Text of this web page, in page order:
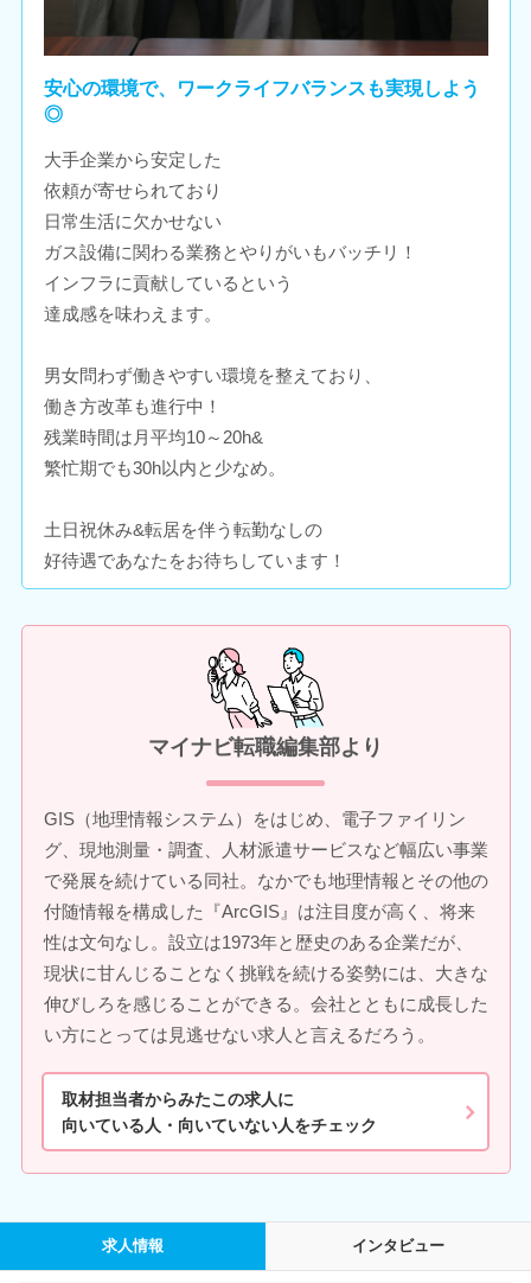
安心の環境で、ワークライフバランスも実現しよう
◎
大手企業から安定した
依頼が寄せられており
日常生活に欠かせない
ガス設備に関わる業務とやりがいもバッチリ！
インフラに貢献しているという
達成感を味わえます。
男女問わず働きやすい環境を整えており、
働き方改革も進行中！
残業時間は月平均10～20h&
繁忙期でも30h以内と少なめ。
土日祝休み&転居を伴う転勤なしの
好待遇であなたをお待ちしています！
マイナビ転職編集部より
GIS（地理情報システム）をはじめ、電子ファイリン
グ、現地測量・調査、人材派遣サービスなど幅広い事業
で発展を続けている同社。なかでも地理情報とその他の
付随情報を構成した『ArcGIS』は注目度が高く、将来
性は文句なし。設立は1973年と歴史のある企業だが、
現状に甘んじることなく挑戦を続ける姿勢には、大きな
伸びしろを感じることができる。会社とともに成長した
い方にとっては見逃せない求人と言えるだろう。
取材担当者からみたこの求人に
向いている人・向いていない人をチェック
求人情報 インタビュー